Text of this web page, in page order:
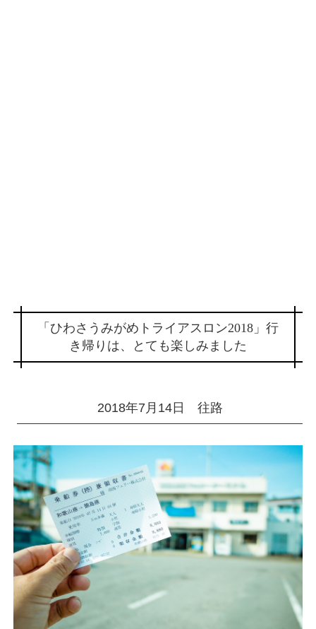
「ひわさうみがめトライアスロン2018」行
き帰りは、とても楽しみました
2018年7月14日 往路